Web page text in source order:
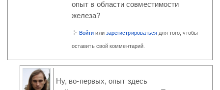
опыт в области совместимости
железа?
Войти или зарегистрироваться для того, чтобы
оставить свой комментарий.
Ну, во-первых, опыт здесь